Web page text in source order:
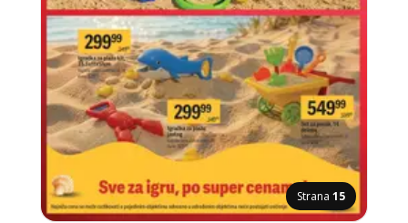
Strana 15